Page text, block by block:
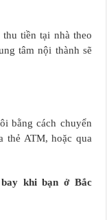
tiền tại nhà theo
tâm nội thành sẽ
bằng cách chuyển
thẻ ATM, hoặc qua
khi bạn ở Bắc